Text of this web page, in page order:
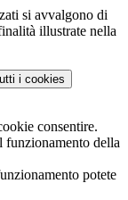
si avvalgono di
illustrate nella
i cookies
consentire.
funzionamento della
potete